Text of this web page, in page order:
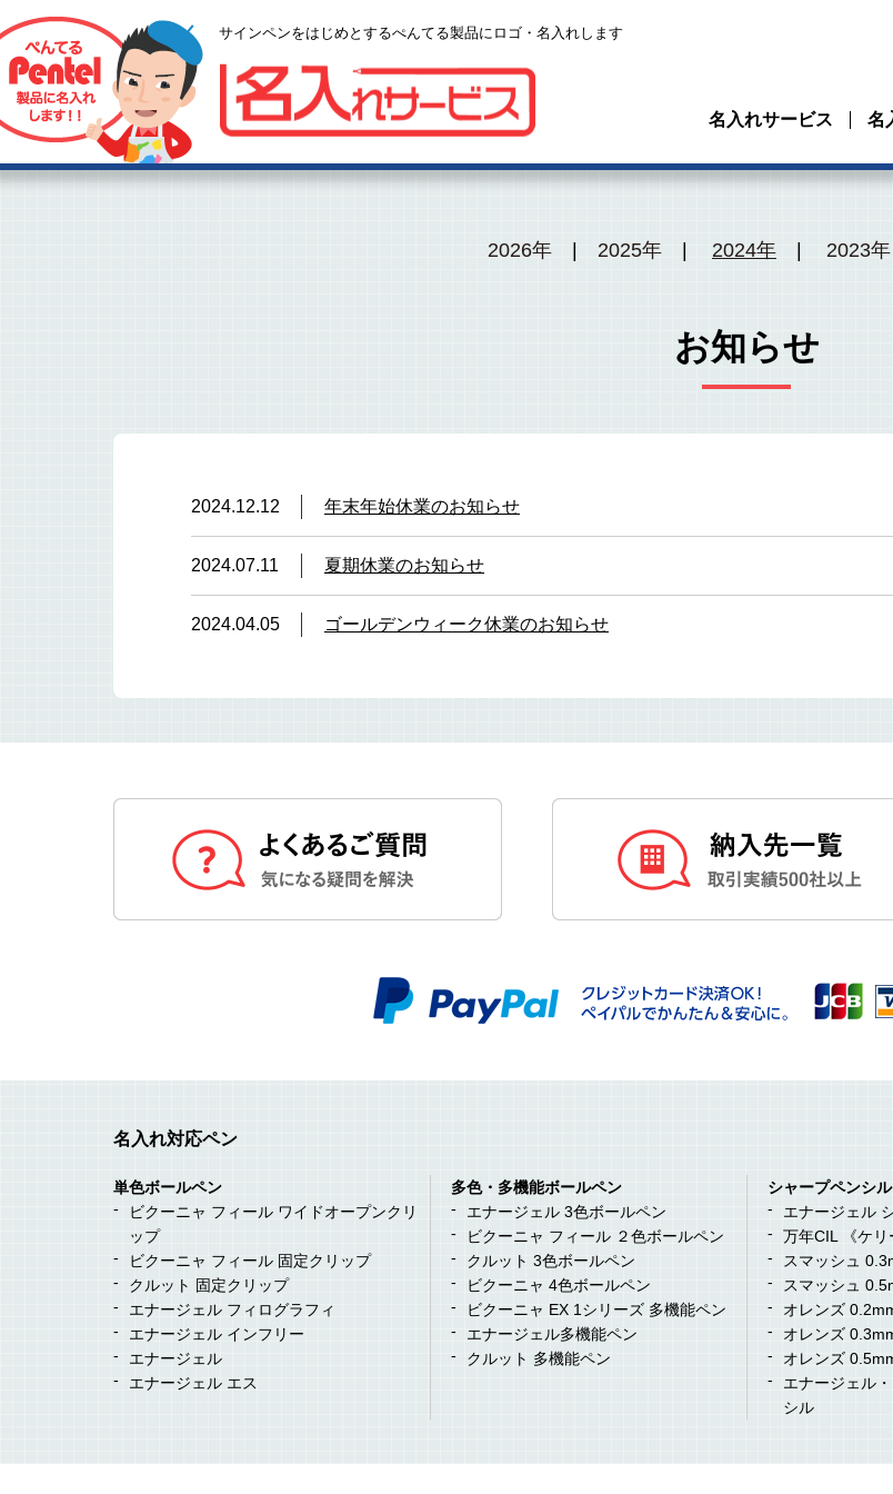
サインペンをはじめとするぺんてる製品にロゴ・名入れします
名入れサービス 名
2026年 2025年 2024年 2023年
お知らせ
2024.12.12 年末年始休業のお知らせ
2024.07.11 夏期休業のお知らせ
2024.04.05 ゴールデンウィーク休業のお知らせ
名入れ対応ペン
単色ボールペン
ビクーニャ フィール ワイドオープンクリ
ップ
ビクーニャ フィール 固定クリップ
クルット 固定クリップ
エナージェル フィログラフィ
エナージェル インフリー
エナージェル
エナージェル エス
多色・多機能ボールペン
エナージェル 3色ボールペン
ビクーニャ フィール ２色ボールペン
クルット 3色ボールペン
ビクーニャ 4色ボールペン
ビクーニャ EX 1シリーズ 多機能ペン
エナージェル多機能ペン
クルット 多機能ペン
シャープペンシル
エナージェル
万年CIL 《ケリ
スマッシュ
スマッシュ
オレンズ
オレンズ
オレンズ
エナージェル
シル